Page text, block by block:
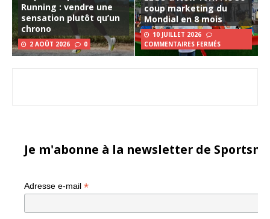
Running : vendre une
sensation plutôt qu’un
chrono
2 AOÛT 2026 0
coup marketing du
Mondial en 8 mois
10 JUILLET 2026
COMMENTAIRES FERMÉS
Je m'abonne à la newsletter de
Adresse e-mail *